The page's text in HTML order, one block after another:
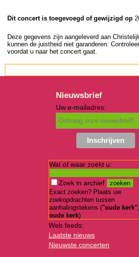
Dit concert is toegevoegd of gewijzigd op
Deze gegevens zijn aangeleverd aan
kunnen de juistheid niet garanderen:
voordat u naar het concert gaat.
Nieuwsbrief
Uw e-mailadres:
Wat of waar zoekt u:
Zoek in archief
Exact zoeken? Plaats uw
zoekopdrachten tussen
aanhalingstekens ("oude kerk"
oude kerk)
Web feeds:
Laatste nieuws
Nieuwste concerten